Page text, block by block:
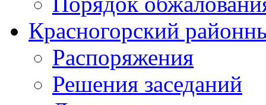
Красногорский
Распоряжения
Решения заседаний